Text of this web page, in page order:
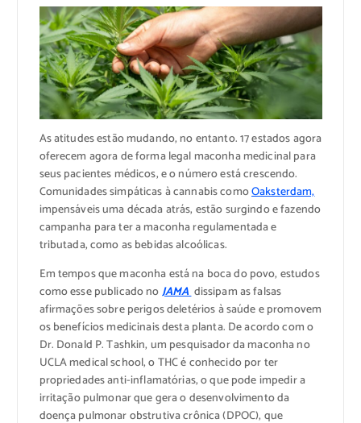
As atitudes estão mudando, no entanto. 17 estados agora
oferecem agora de forma legal maconha medicinal para
seus pacientes médicos, e o número está crescendo.
Comunidades simpáticas à cannabis comoOaksterdam,
impensáveis uma década atrás, estão surgindo e fazendo
campanha para ter a maconha regulamentada e
tributada, como as bebidas alcoólicas.
Em tempos que maconha está na boca do povo, estudos
como esse publicado noJAMAdissipam as falsas
afirmações sobre perigos deletérios à saúde e promovem
os benefícios medicinais desta planta. De acordo com o
Dr. Donald P. Tashkin, um pesquisador da maconha no
UCLA medical school, o THC é conhecido por ter
propriedades anti-inflamatórias, o que pode impedir a
irritação pulmonar que gera o desenvolvimento da
doença pulmonar obstrutiva crônica (DPOC), que